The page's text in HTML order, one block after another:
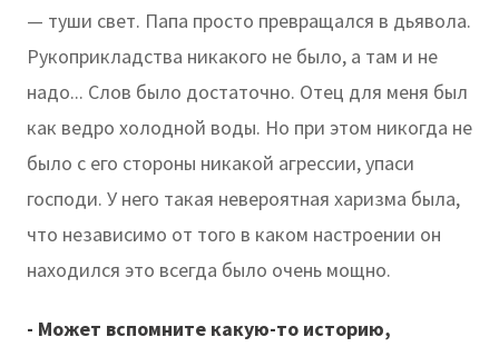
— туши свет. Папа просто превращался в дьявола.
Рукоприкладства никакого не было, а там и не
надо... Слов было достаточно. Отец для меня был
как ведро холодной воды. Но при этом никогда не
было с его стороны никакой агрессии, упаси
господи. У него такая невероятная харизма была,
что независимо от того в каком настроении он
находился это всегда было очень мощно.
- Может вспомните какую-то историю,